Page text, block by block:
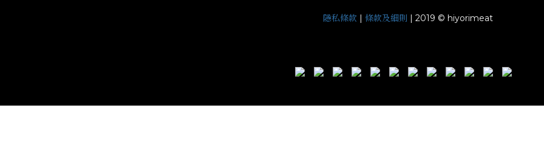
隱私條款 | 條款及細則 | 2019 © hiyorimeat